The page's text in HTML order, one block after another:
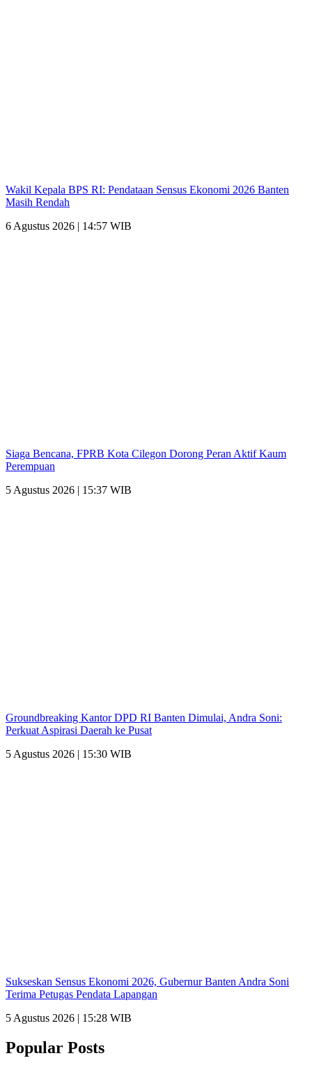
Wakil Kepala BPS RI: Pendataan Sensus Ekonomi 2026 Banten
Masih Rendah
6 Agustus 2026 | 14:57 WIB
Siaga Bencana, FPRB Kota Cilegon Dorong Peran Aktif Kaum
Perempuan
5 Agustus 2026 | 15:37 WIB
Groundbreaking Kantor DPD RI Banten Dimulai, Andra Soni:
Perkuat Aspirasi Daerah ke Pusat
5 Agustus 2026 | 15:30 WIB
Sukseskan Sensus Ekonomi 2026, Gubernur Banten Andra Soni
Terima Petugas Pendata Lapangan
5 Agustus 2026 | 15:28 WIB
Popular Posts